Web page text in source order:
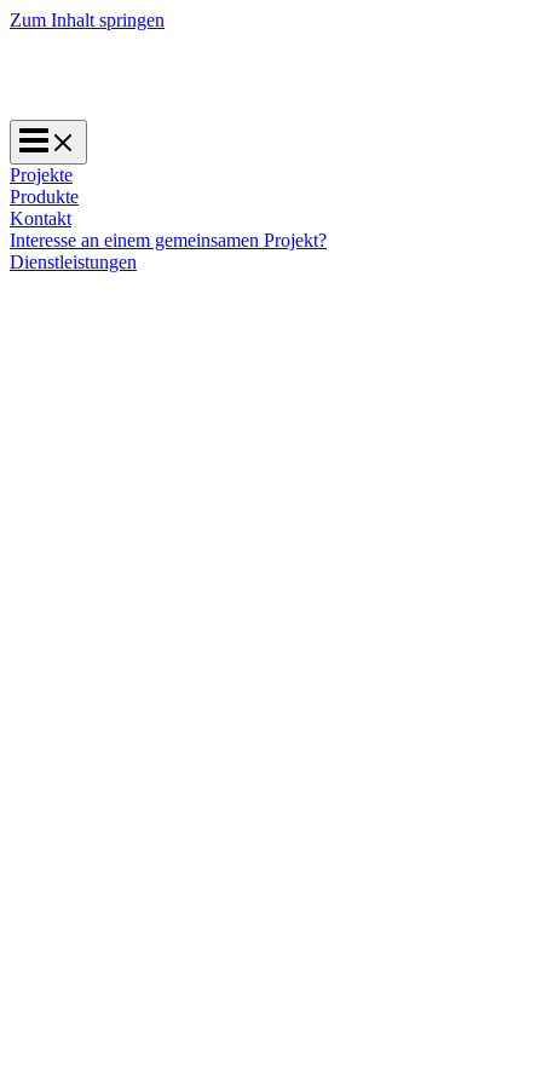
Zum Inhalt springen
Projekte
Produkte
Kontakt
Interesse an einem gemeinsamen Projekt?
Dienstleistungen